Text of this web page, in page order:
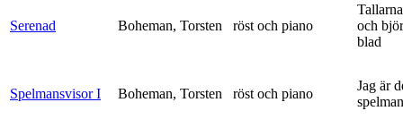
Serenad Boheman, Torsten röst och piano
och
blad
Spelmansvisor I Boheman, Torsten röst och piano
Jag är
spelman